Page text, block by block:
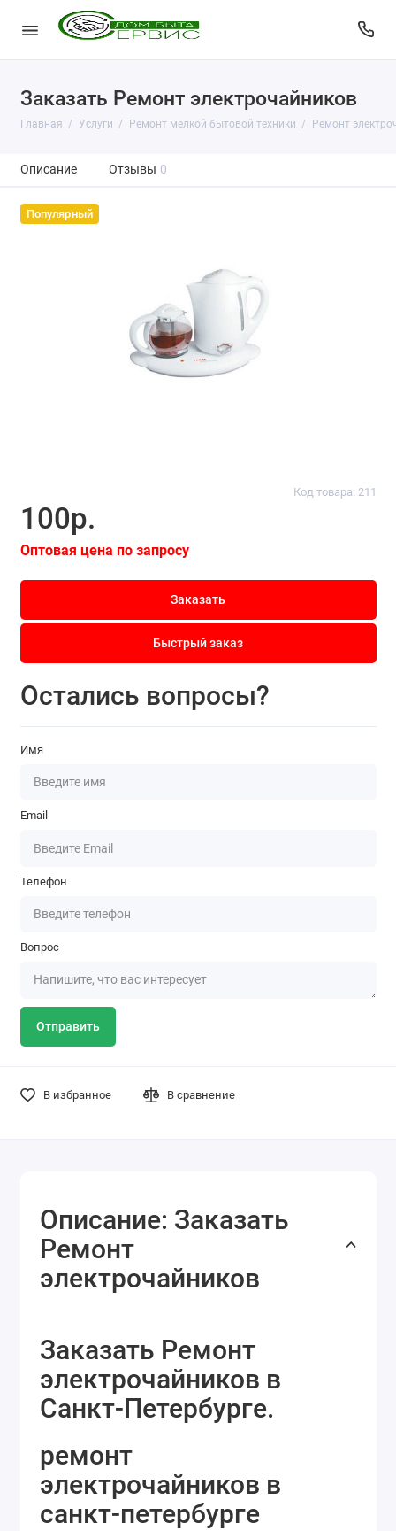
Заказать Ремонт электрочайников
Главная Услуги Ремонт мелкой бытовой техники Ремонт
Описание Отзывы 0
Популярный
Код товара: 211
100р.
Оптовая цена по запросу
Заказать
Быстрый заказ
Остались вопросы?
Имя
Email
Телефон
Вопрос
Отправить
В избранное В сравнение
Описание: Заказать
Ремонт
электрочайников
Заказать Ремонт
электрочайников в
Санкт-Петербурге.
ремонт
электрочайников в
санкт-петербурге